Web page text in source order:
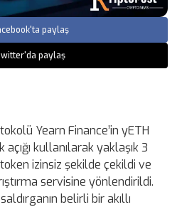
paylaş
paylaş
Yearn Finance’in yETH
kullanılarak yaklaşık 3
izinsiz şekilde çekildi ve
servisine yönlendirildi.
belirli bir akıllı